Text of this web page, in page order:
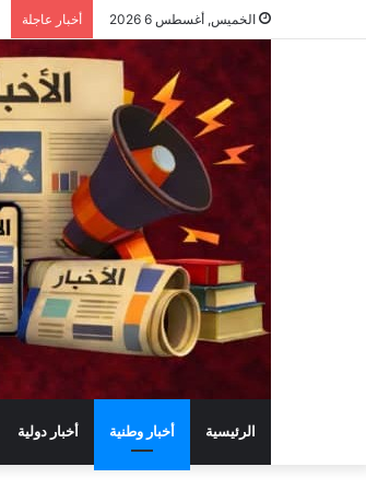
الخميس, أغسطس 6 2026 أخبار عاجلة
الرئيسية أخبار وطنية أخبار دولية